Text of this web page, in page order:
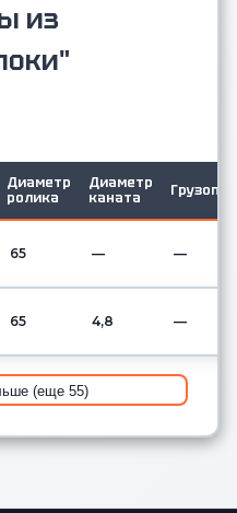
из
Диаметр
ролика
Диаметр
каната
65 — —
65 4,8 —
(еще 55)